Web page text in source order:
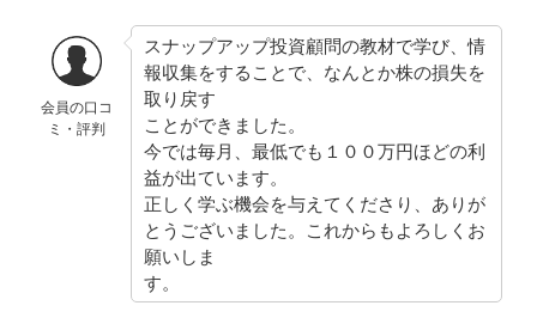
会員の口コ
ミ・評判
スナップアップ投資顧問の教材で学び、情
報収集をすることで、なんとか株の損失を
取り戻す
ことができました。
今では毎月、最低でも１００万円ほどの利
益が出ています。
正しく学ぶ機会を与えてくださり、ありが
とうございました。これからもよろしくお
願いしま
す。